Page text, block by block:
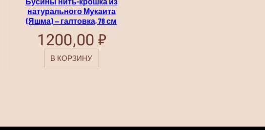
натурального Мукаита
(Яшма) — галтовка, 78 см
1200,00 ₽
В КОРЗИНУ